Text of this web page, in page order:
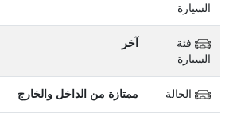
السيارة
فئة
السيارة
آخر
الحالة ممتازة من الداخل والخارج